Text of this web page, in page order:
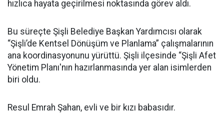
hızlıca hayata geçirilmesi noktasında görev aldı.
Bu süreçte Şişli Belediye Başkan Yardımcısı olarak
“Şişli’de Kentsel Dönüşüm ve Planlama” çalışmalarının
ana koordinasyonunu yürüttü. Şişli ilçesinde “Şişli Afet
Yönetim Planı'nın hazırlanmasında yer alan isimlerden
biri oldu.
Resul Emrah Şahan, evli ve bir kızı babasıdır.